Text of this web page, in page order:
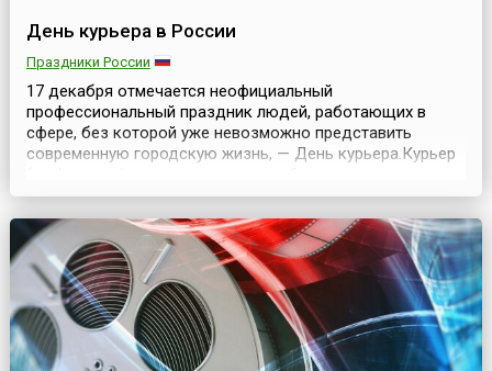
День курьера в России
Праздники России
17 декабря отмечается неофициальный
профессиональный праздник людей, работающих в
сфере, без которой уже невозможно представить
современную городскую жизнь, — День курьера.Курьер
«бегу») — человек, нанимаемый в организацию для
доставки до нужного адресата сообщений, писем, иной
корреспонденции, а также небольших грузов.В античное